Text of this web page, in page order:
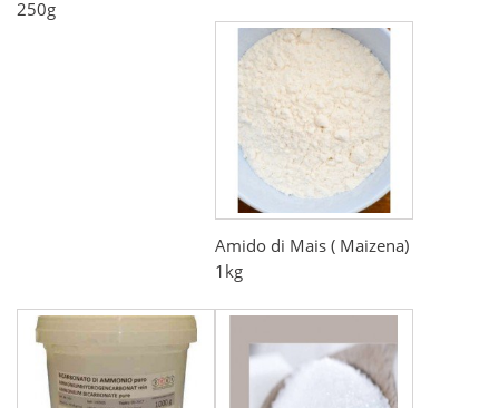
250g
Amido di Mais ( Maizena)
1kg